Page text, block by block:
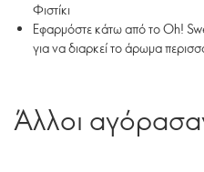
Φιστίκι
Εφαρμόστε κάτω από το Oh!
για να διαρκεί το άρωμα
Άλλοι